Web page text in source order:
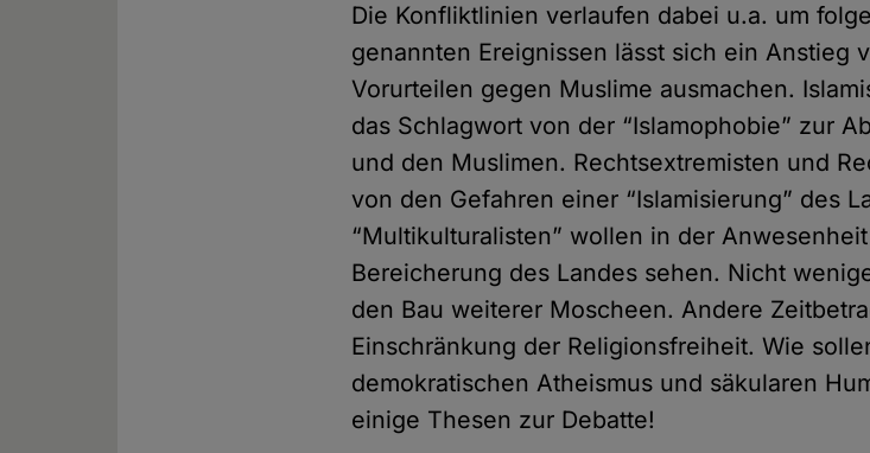
Die Konfliktlinien verlaufen dabei u.a. um
genannten Ereignissen lässt sich ein Anstieg
Vorurteilen gegen Muslime ausmachen.
das Schlagwort von der “Islamophobie” zur
und den Muslimen. Rechtsextremisten und
von den Gefahren einer “Islamisierung” des
“Multikulturalisten” wollen in der
Bereicherung des Landes sehen. Nicht
den Bau weiterer Moscheen. Andere
Einschränkung der Religionsfreiheit. Wie
demokratischen Atheismus und säkularen
einige Thesen zur Debatte!